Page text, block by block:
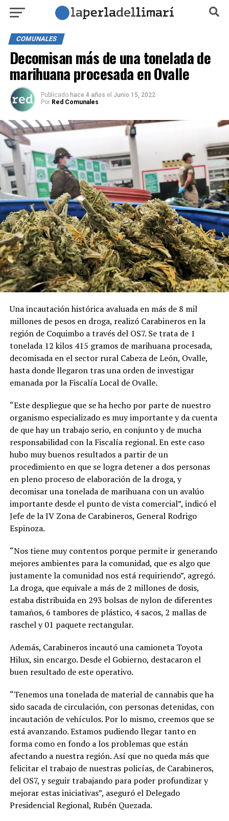
COMUNALES
Decomisan más de una tonelada de
marihuana procesada en Ovalle
Publicado hace 4 años el Junio 15, 2022
Por Red Comunales
Una incautación histórica avaluada en más de 8 mil
millones de pesos en droga, realizó Carabineros en la
región de Coquimbo a través del OS7. Se trata de 1
tonelada 12 kilos 415 gramos de marihuana procesada,
decomisada en el sector rural Cabeza de León, Ovalle,
hasta donde llegaron tras una orden de investigar
emanada por la Fiscalía Local de Ovalle.
“Este despliegue que se ha hecho por parte de nuestro
organismo especializado es muy importante y da cuenta
de que hay un trabajo serio, en conjunto y de mucha
responsabilidad con la Fiscalía regional. En este caso
hubo muy buenos resultados a partir de un
procedimiento en que se logra detener a dos personas
en pleno proceso de elaboración de la droga, y
decomisar una tonelada de marihuana con un avalúo
importante desde el punto de vista comercial”, indicó el
Jefe de la IV Zona de Carabineros, General Rodrigo
Espinoza.
“Nos tiene muy contentos porque permite ir generando
mejores ambientes para la comunidad, que es algo que
justamente la comunidad nos está requiriendo”, agregó.
La droga, que equivale a más de 2 millones de dosis,
estaba distribuida en 293 bolsas de nylon de diferentes
tamaños, 6 tambores de plástico, 4 sacos, 2 mallas de
raschel y 01 paquete rectangular.
Además, Carabineros incautó una camioneta Toyota
Hilux, sin encargo. Desde el Gobierno, destacaron el
buen resultado de este operativo.
“Tenemos una tonelada de material de cannabis que ha
sido sacada de circulación, con personas detenidas, con
incautación de vehículos. Por lo mismo, creemos que se
está avanzando. Estamos pudiendo llegar tanto en
forma como en fondo a los problemas que están
afectando a nuestra región. Así que no queda más que
felicitar el trabajo de nuestras policías, de Carabineros,
del OS7, y seguir trabajando para poder profundizar y
mejorar estas iniciativas”, aseguró el Delegado
Presidencial Regional, Rubén Quezada.